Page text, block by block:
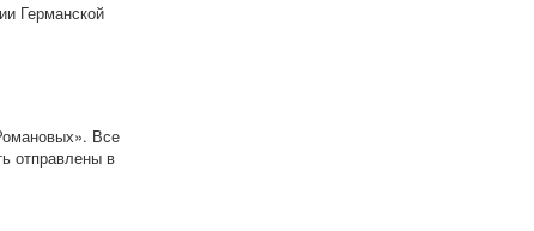
Германской
Все
отправлены в